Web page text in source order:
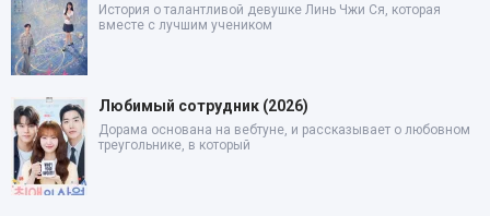
История о талантливой девушке Линь Чжи Ся, которая
вместе с лучшим учеником
Любимый сотрудник (2026)
Дорама основана на вебтуне, и рассказывает о любовном
треугольнике, в который